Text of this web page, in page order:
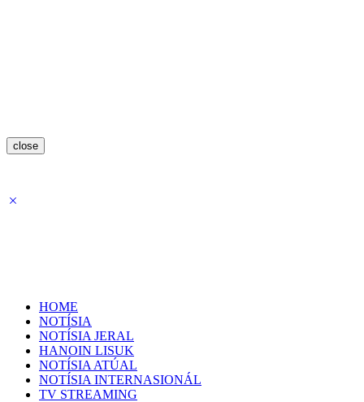
close
HOME
NOTÍSIA
NOTÍSIA JERAL
HANOIN LISUK
NOTÍSIA ATÚAL
NOTÍSIA INTERNASIONÁL
TV STREAMING